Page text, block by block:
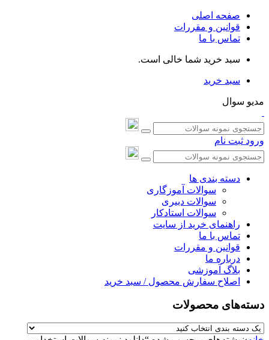
صفحه اصلی
قوانین و مقررات
تماس با ما
سبد خرید شما خالی است.
سبد خرید
مدیو سوال
ورود ثبت نام
دسته بندی ها
سوالات آموزگاری
سوالات دبیری
سوالات استادکار
راهنمای خرید از سایت
تماس با ما
قوانین و مقررات
درباره ما
بلاگ آموزشی
اصلاح سفارش محصول / سبد خرید
دسته‌های محصولات